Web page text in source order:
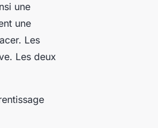
une
une
Les
Les deux